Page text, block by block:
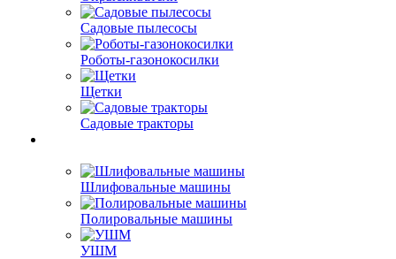
Садовые пылесосы
Роботы-газонокосилки
Щетки
Садовые тракторы
Шлифовальные машины
Полировальные машины
УШМ